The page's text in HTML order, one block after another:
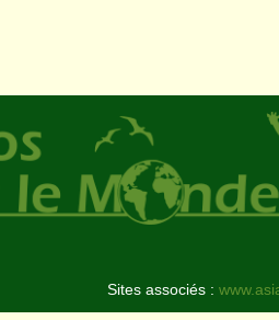
Sites associés :